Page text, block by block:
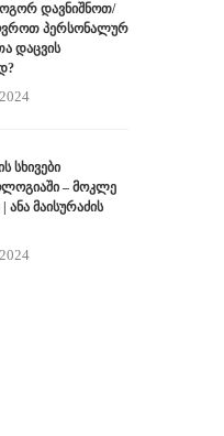
დავნიშნოთ/
პერსონალურ
დაცვის
სხივები
– მოკლე
ანა მაისურაძის